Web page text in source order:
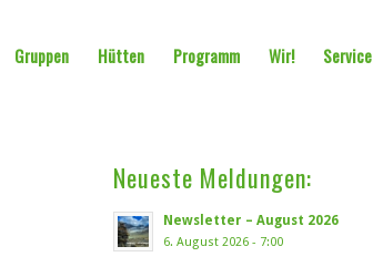
Gruppen Hütten Programm Wir! Service
Neueste Meldungen:
Newsletter – August 2026
6. August 2026 - 7:00